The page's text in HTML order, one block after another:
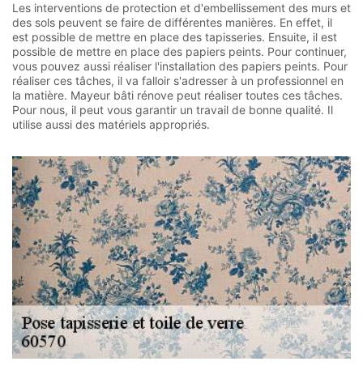
Les interventions de protection et d'embellissement des murs et
des sols peuvent se faire de différentes manières. En effet, il
est possible de mettre en place des tapisseries. Ensuite, il est
possible de mettre en place des papiers peints. Pour continuer,
vous pouvez aussi réaliser l'installation des papiers peints. Pour
réaliser ces tâches, il va falloir s'adresser à un professionnel en
la matière. Mayeur bâti rénove peut réaliser toutes ces tâches.
Pour nous, il peut vous garantir un travail de bonne qualité. Il
utilise aussi des matériels appropriés.